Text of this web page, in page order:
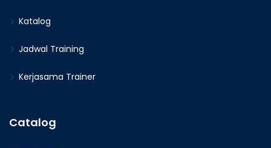
Katalog
Jadwal Training
Kerjasama Trainer
Catalog